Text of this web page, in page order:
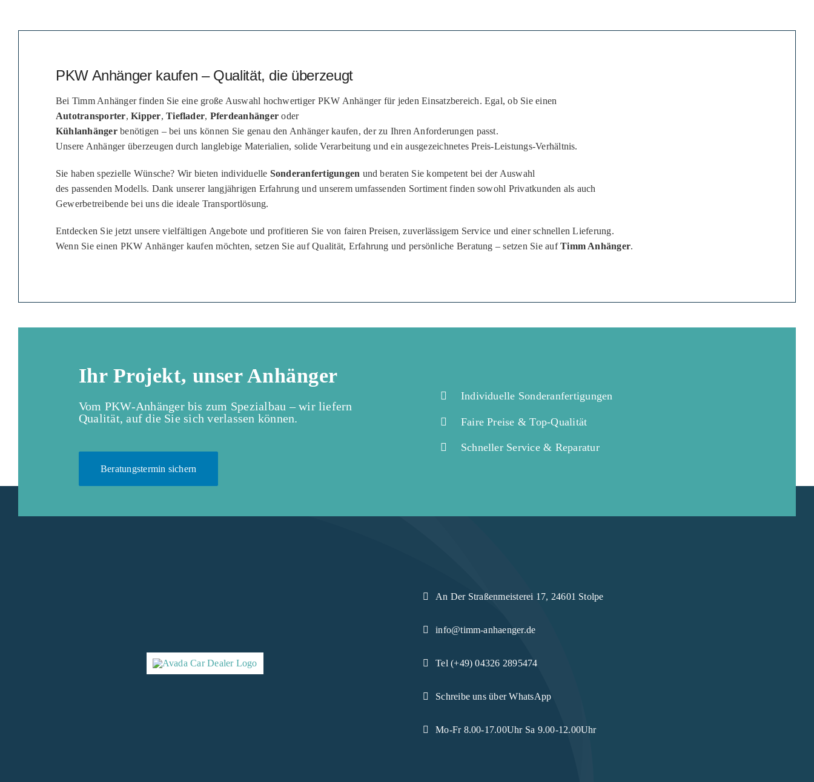
PKW Anhänger kaufen – Qualität, die überzeugt
Bei Timm Anhänger finden Sie eine große Auswahl hochwertiger PKW Anhänger für jeden Einsatzbereich. Egal, ob Sie einen
Autotransporter,Kipper,Tieflader, Pferdeanhänger oder
Kühlanhängerbenötigen – bei uns können Sie genau den Anhänger kaufen, der zu Ihren Anforderungen passt.
Unsere Anhänger überzeugen durch langlebige Materialien, solide Verarbeitung und ein ausgezeichnetes Preis-Leistungs-Verhältnis.
Sie haben spezielle Wünsche? Wir bieten individuelle Sonderanfertigungen und beraten Sie kompetent bei der Auswahl
des passenden Modells. Dank unserer langjährigen Erfahrung und unserem umfassenden Sortiment finden sowohl Privatkunden als auch
Gewerbetreibende bei uns die ideale Transportlösung.
Entdecken Sie jetzt unsere vielfältigen Angebote und profitieren Sie von fairen Preisen, zuverlässigem Service und einer schnellen Lieferung.
Wenn Sie einen PKW Anhänger kaufen möchten, setzen Sie auf Qualität, Erfahrung und persönliche Beratung – setzen Sie aufTimm Anhänger.
Ihr Projekt, unser Anhänger
Vom PKW-Anhänger bis zum Spezialbau – wir liefern
Qualität, auf die Sie sich verlassen können.
Beratungstermin sichern
Individuelle Sonderanfertigungen
Faire Preise & Top-Qualität
Schneller Service & Reparatur
An Der Straßenmeisterei 17, 24601 Stolpe
info@timm-anhaenger.de
Tel (+49) 04326 2895474
Schreibe uns über WhatsApp
Mo-Fr 8.00-17.00Uhr Sa 9.00-12.00Uhr